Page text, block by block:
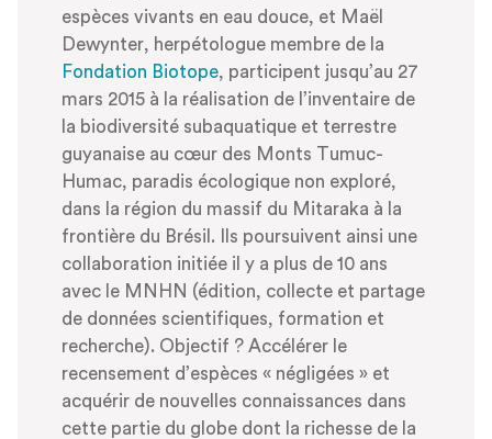
espèces vivants en eau douce, et Maël
Dewynter, herpétologue membre de la
Fondation Biotope, participent jusqu’au 27
mars 2015 à la réalisation de l’inventaire de
la biodiversité subaquatique et terrestre
guyanaise au cœur des Monts Tumuc-
Humac, paradis écologique non exploré,
dans la région du massif du Mitaraka à la
frontière du Brésil. Ils poursuivent ainsi une
collaboration initiée il y a plus de 10 ans
avec le MNHN (édition, collecte et partage
de données scientifiques, formation et
recherche). Objectif ? Accélérer le
recensement d’espèces « négligées » et
acquérir de nouvelles connaissances dans
cette partie du globe dont la richesse de la